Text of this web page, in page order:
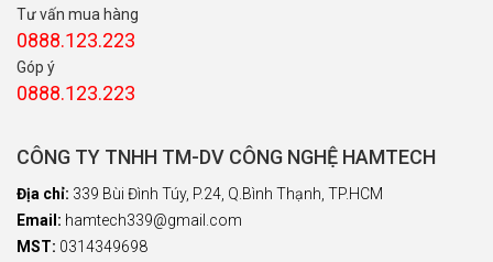
Tư vấn mua hàng
0888.123.223
Góp ý
0888.123.223
CÔNG TY TNHH TM-DV CÔNG NGHỆ HAMTECH
Địa chỉ: 339 Bùi Đình Túy, P.24, Q.Bình Thạnh, TP.HCM
Email: hamtech339@gmail.com
MST: 0314349698